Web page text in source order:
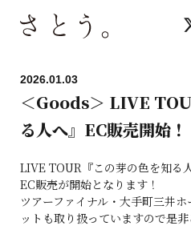
2026.01.03
＜Goods＞ LIVE
る人へ』EC販売開始！
LIVE TOUR『この芽の色を知る
EC販売が開始となります！
ツアーファイナル・大手町三井
ットも取り扱っていますので是非